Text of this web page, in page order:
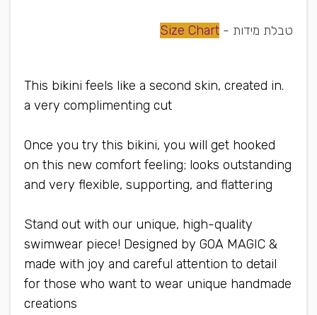
טבלת מידות - Size Chart
.This bikini feels like a second skin, created in
a very complimenting cut
Once you try this bikini, you will get hooked
on this new comfort feeling; looks outstanding
and very flexible, supporting, and flattering
Stand out with our unique, high-quality
swimwear piece! Designed by GOA MAGIC &
made with joy and careful attention to detail
for those who want to wear unique handmade
creations